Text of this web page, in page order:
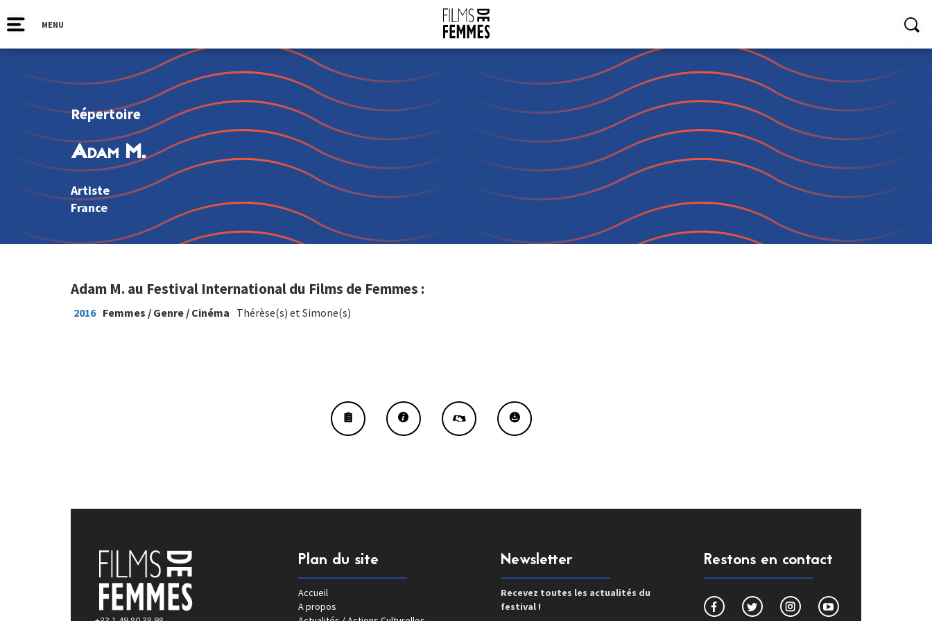
MENU
Répertoire
Adam M.
Artiste
France
Adam M. au Festival International du Films de Femmes :
2016 Femmes / Genre / Cinéma Thérèse(s) et Simone(s)
Plan du site
Accueil
A propos
Newsletter
Recevez toutes les actualités du
festival !
Restons en contact